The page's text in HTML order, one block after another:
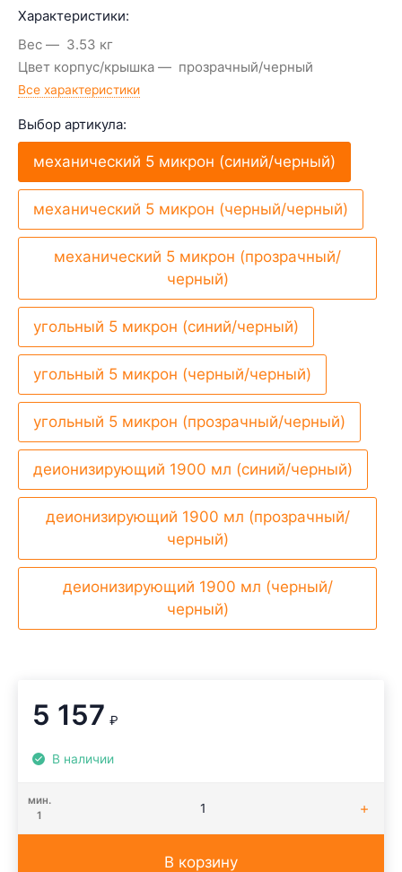
Характеристики:
Вес
3.53 кг
Цвет корпус/крышка
прозрачный/черный
Все характеристики
Выбор артикула:
механический 5 микрон (синий/черный)
механический 5 микрон (черный/черный)
механический 5 микрон (прозрачный/
черный)
угольный 5 микрон (синий/черный)
угольный 5 микрон (черный/черный)
угольный 5 микрон (прозрачный/черный)
деионизирующий 1900 мл (синий/черный)
деионизирующий 1900 мл (прозрачный/
черный)
деионизирующий 1900 мл (черный/
черный)
5 157 ₽
В наличии
мин.
1
В корзину